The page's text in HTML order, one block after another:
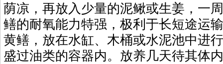
荫凉，再放入少量的泥鳅或生姜，一
鳝的耐氧能力特强，极利于长短途运
黄鳝，放在水缸、木桶或水泥池中进
盛过油类的容器内。放养几天待其体